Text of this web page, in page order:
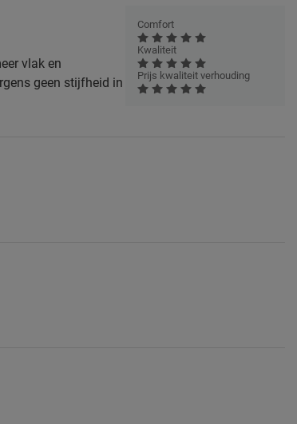
vlak en
geen stijfheid in
Comfort
Kwaliteit
Prijs kwaliteit verhouding